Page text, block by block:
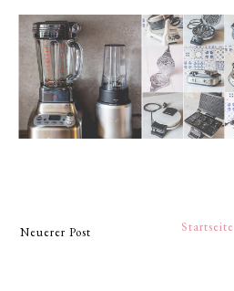
Neuerer Post Startseite